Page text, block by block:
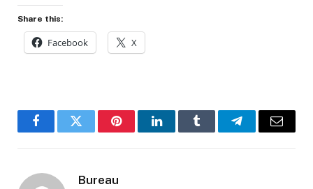
Share this:
Facebook X
FacebookTwitter PinterestLinkedInTumblr TelegramEmail
Bureau